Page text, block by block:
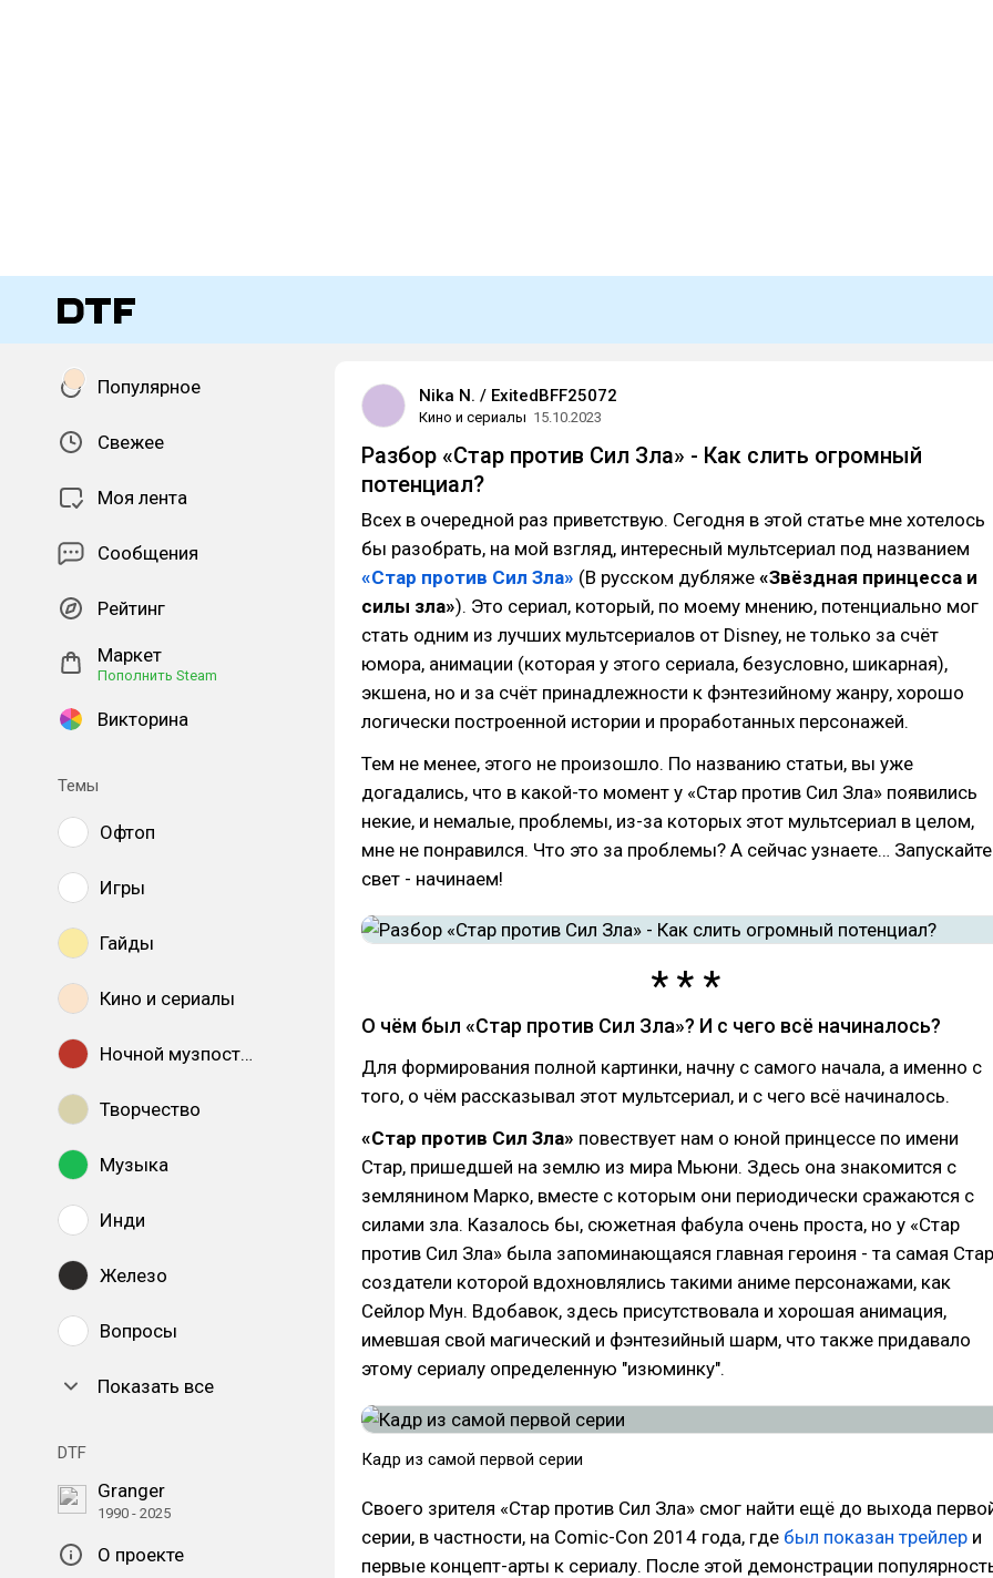
Популярное
Свежее
Моя лента
Сообщения
Рейтинг
Маркет
Пополнить Steam
Викторина
Темы
Офтоп
Игры
Гайды
Кино и сериалы
Ночной музпостинг
Творчество
Музыка
Инди
Железо
Вопросы
Показать все
DTF
Granger
1990 - 2025
О проекте
Nika N. / ExitedBFF25072
Кино и сериалы 15.10.2023
Разбор «Стар против Сил Зла» - Как слить огромный
потенциал?
Всех в очередной раз приветствую. Сегодня в этой статье мне хотелось
бы разобрать, на мой взгляд, интересный мультсериал под названием
«Стар против Сил Зла» (В русском дубляже «Звёздная принцесса и
силы зла»). Это сериал, который, по моему мнению, потенциально мог
стать одним из лучших мультсериалов от Disney, не только за счёт
юмора, анимации (которая у этого сериала, безусловно, шикарная),
экшена, но и за счёт принадлежности к фэнтезийному жанру, хорошо
логически построенной истории и проработанных персонажей.
Тем не менее, этого не произошло. По названию статьи, вы уже
догадались, что в какой-то момент у «Стар против Сил Зла» появились
некие, и немалые, проблемы, из-за которых этот мультсериал в целом,
мне не понравился. Что это за проблемы? А сейчас узнаете… Запускайте
свет - начинаем!
О чём был «Стар против Сил Зла»? И с чего всё начиналось?
Для формирования полной картинки, начну с самого начала, а именно с
того, о чём рассказывал этот мультсериал, и с чего всё начиналось.
«Стар против Сил Зла» повествует нам о юной принцессе по имени
Стар, пришедшей на землю из мира Мьюни. Здесь она знакомится с
землянином Марко, вместе с которым они периодически сражаются с
силами зла. Казалось бы, сюжетная фабула очень проста, но у «Стар
против Сил Зла» была запоминающаяся главная героиня - та самая
создатели которой вдохновлялись такими аниме персонажами, как
Сейлор Мун. Вдобавок, здесь присутствовала и хорошая анимация,
имевшая свой магический и фэнтезийный шарм, что также придавало
этому сериалу определенную "изюминку".
Кадр из самой первой серии
Своего зрителя «Стар против Сил Зла» смог найти ещё до выхода
серии, в частности, на Comic-Con 2014 года, где был показан трейлер и
первые концепт-арты к сериалу. После этой демонстрации